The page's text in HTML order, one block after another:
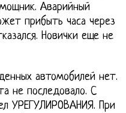
Аварийный
прибыть часа через
Новички еще не
автомобилей нет.
не последовало. С
УРЕГУЛИРОВАНИЯ. При